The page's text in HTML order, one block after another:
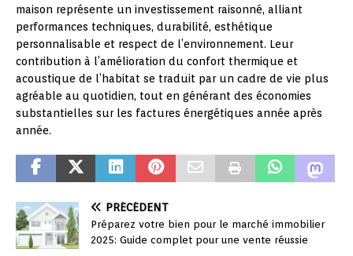
maison représente un investissement raisonné, alliant
performances techniques, durabilité, esthétique
personnalisable et respect de l’environnement. Leur
contribution à l’amélioration du confort thermique et
acoustique de l’habitat se traduit par un cadre de vie plus
agréable au quotidien, tout en générant des économies
substantielles sur les factures énergétiques année après
année.
PRÉCÉDENT
Préparez votre bien pour le marché immobilier
2025: Guide complet pour une vente réussie